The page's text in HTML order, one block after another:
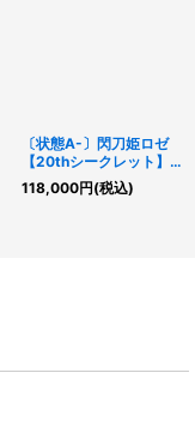
〔状態A-〕閃刀姫ロゼ
【20thシークレット】
{IGAS-JP020}《モンス
ター》
118,000円(税込)